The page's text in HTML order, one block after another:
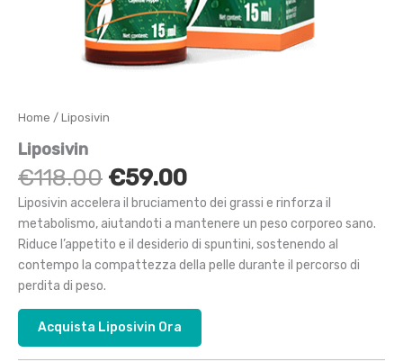
Home / Liposivin
Liposivin
€118.00 Il
prezzo
originale
era:
€118.00.
€59.00Il
prezzo
attuale
è:
€59.00.
Liposivin accelera il bruciamento dei grassi e rinforza il
metabolismo, aiutandoti a mantenere un peso corporeo sano.
Riduce l’appetito e il desiderio di spuntini, sostenendo al
contempo la compattezza della pelle durante il percorso di
perdita di peso.
Acquista Liposivin Ora